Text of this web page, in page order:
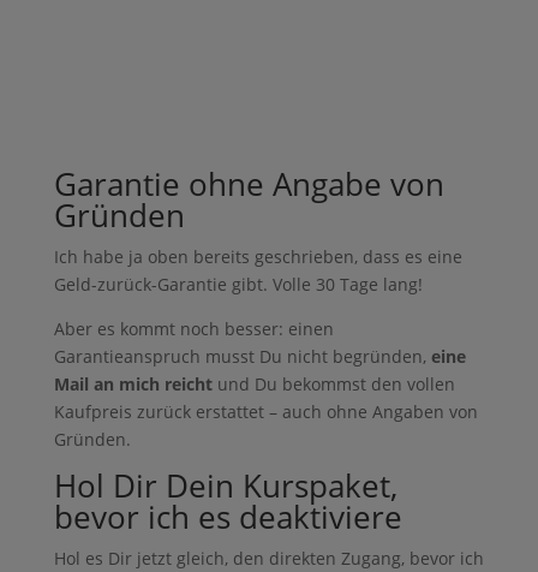
Garantie ohne Angabe von
Gründen
Ich habe ja oben bereits geschrieben, dass es eine
Geld-zurück-Garantie gibt. Volle 30 Tage lang!
Aber es kommt noch besser: einen
Garantieanspruch musst Du nicht begründen, eine
Mail an mich reicht und Du bekommst den vollen
Kaufpreis zurück erstattet – auch ohne Angaben von
Gründen.
Hol Dir Dein Kurspaket,
bevor ich es deaktiviere
Hol es Dir jetzt gleich, den direkten Zugang, bevor ich